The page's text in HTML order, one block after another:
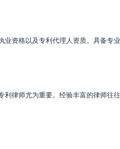
业资格以及专利代理人资质。具备专
利律师尤为重要。经验丰富的律师往